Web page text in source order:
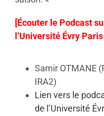
[Écouter le Podcast
l’Université Évry
Samir OTMANE
IRA2)
Lien vers le
de l’Université